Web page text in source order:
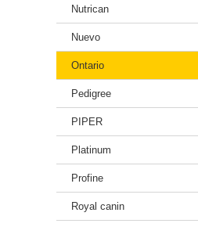
Nutrican
Nuevo
Ontario
Pedigree
PIPER
Platinum
Profine
Royal canin